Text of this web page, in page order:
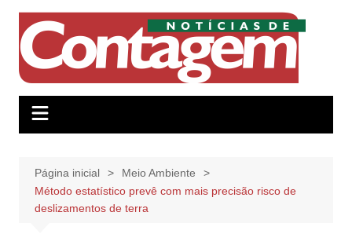
conteúdo
Página inicial
Meio Ambiente
Método estatístico prevê com mais precisão risco de
deslizamentos de terra